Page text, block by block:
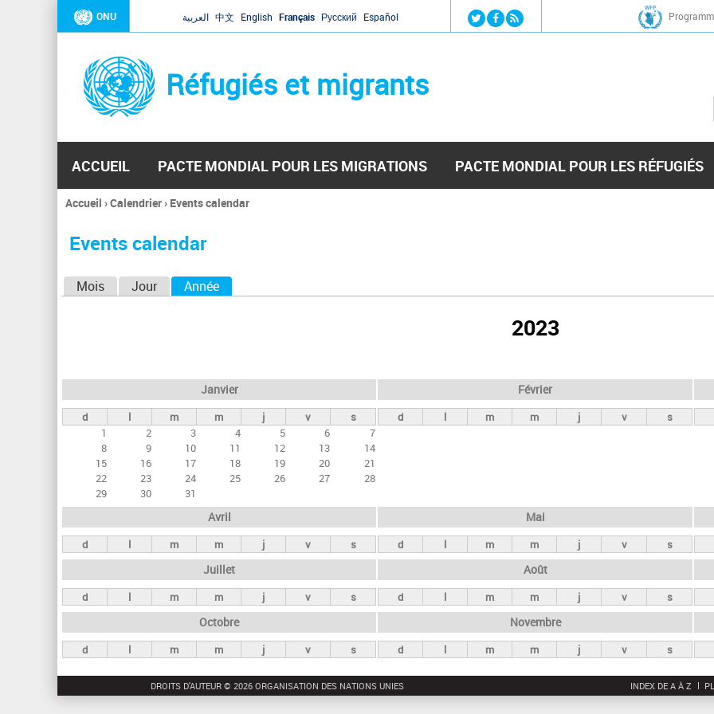
Jump to navigation
ONU العربية 中文 English Français Русский Español
Réfugiés et migrants
ACCUEIL PACTE MONDIAL POUR LES MIGRATIONS PACTE MONDIAL POUR LES RÉFUGIÉS
Vous
ici
Accueil ›Calendrier› Events calendar
Events calendar
e
t
s
n
c
i
p
a
x
Mois Jour Année
2023
Janvier
d l m m j v
s
1
2 3 4 5 6
7
8
9 10 11 12 13
14
15
16 17 18 19 20
21
22
23 24 25 26 27
28
29
30 31
Février
d l m m j v s
Avril
d l m m j v s
Mai
d l m m j v s
Juillet
d l m m j v s
Août
d l m m j v s
Octobre
d l m m j v s
Novembre
d l m m j v s
DROITS D'AUTEUR © 2026 ORGANISATION DES NATIONS UNIES INDEX DE A À Z